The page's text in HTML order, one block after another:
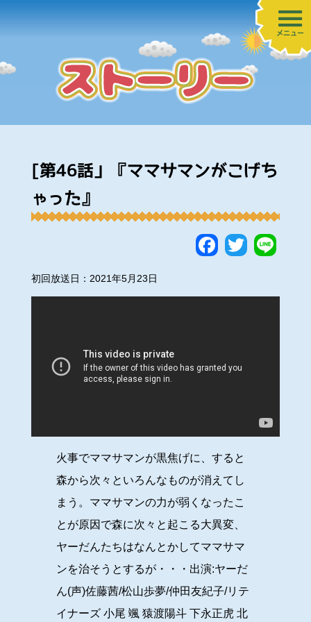
メニュー
[第46話」『ママサマンがこげち
ゃった』
初回放送日：2021年5月23日
火事でママサマンが黒焦げに、すると
森から次々といろんなものが消えてし
まう。ママサマンの力が弱くなったこ
とが原因で森に次々と起こる大異変、
ヤーだんたちはなんとかしてママサマ
ンを治そうとするが・・・出演:ヤーだ
ん(声)佐藤茜/松山歩夢/仲田友紀子/リテ
イナーズ 小尾 颯 猿渡陽斗 下永正虎 北